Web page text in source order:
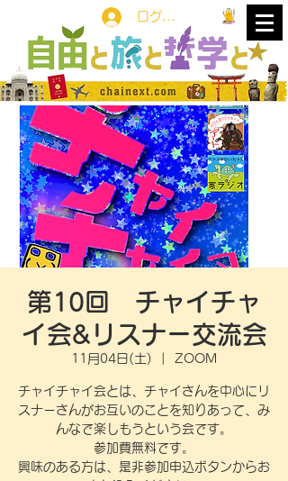
ログイン
第10回 チャイチャ
イ会&リスナー交流会
11月04日(土) ZOOM
チャイチャイ会とは、チャイさんを中心にリ
スナーさんがお互いのことを知りあって、み
んなで楽しもうという会です。
参加費無料です。
興味のある方は、是非参加申込ボタンからお